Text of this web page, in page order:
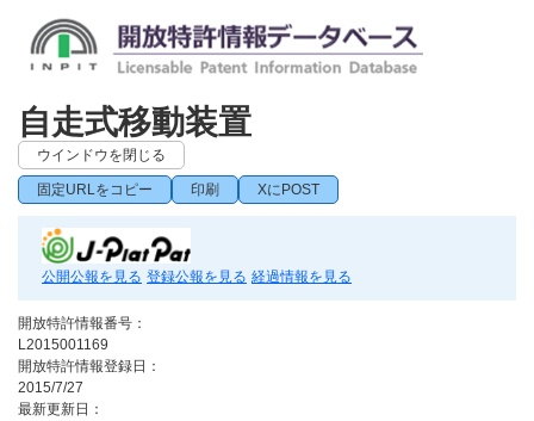
自走式移動装置
ウインドウを閉じる
固定URLをコピー 印刷 XにPOST
公開公報を見る 登録公報を見る 経過情報を見る
開放特許情報番号：
L2015001169
開放特許情報登録日：
2015/7/27
最新更新日：